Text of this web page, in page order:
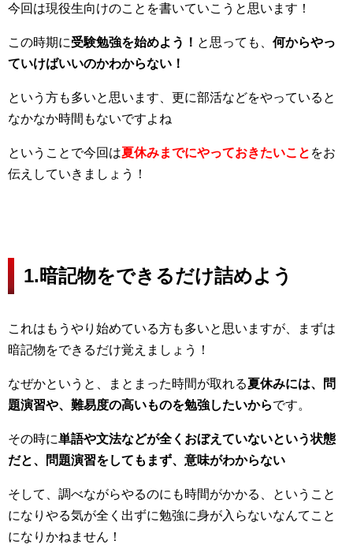
今回は現役生向けのことを書いていこうと思います！
この時期に受験勉強を始めよう！ と思っても、 何からやっ
ていけばいいのかわからない！
という方も多いと思います、更に部活などをやっていると
なかなか時間もないですよね
ということで今回は夏休みまでにやっておきたいこと をお
伝えしていきましょう！
1.暗記物をできるだけ詰めよう
これはもうやり始めている方も多いと思いますが、まずは
暗記物をできるだけ覚えましょう！
なぜかというと、まとまった時間が取れる夏休みには、問
題演習や、難易度の高いものを勉強したいからです。
その時に単語や文法などが全くおぼえていないという状態
だと、問題演習をしてもまず、意味がわからない
そして、調べながらやるのにも時間がかかる、ということ
になりやる気が全く出ずに勉強に身が入らないなんてこと
になりかねません！